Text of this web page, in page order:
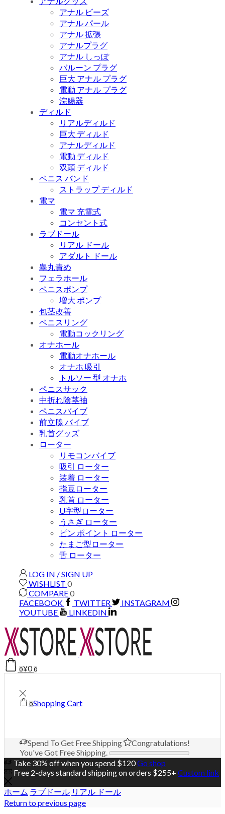
アナル ビーズ
アナル パール
アナル 拡張
アナルプラグ
アナル しっぽ
バルーン プラグ
巨大 アナル プラグ
電動 アナル プラグ
浣腸器
ディルド
リアルディルド
巨大 ディルド
アナルディルド
電動 ディルド
双頭 ディルド
ペニス バンド
ストラップ ディルド
電マ
電マ 充電式
コンセント式
ラブドール
リアル ドール
アダルト ドール
睾丸責め
フェラホール
ペニスポンプ
増大 ポンプ
包茎改善
ペニスリング
電動コックリング
オナホール
電動オナホール
オナホ 吸引
トルソー 型 オナホ
ペニスサック
中折れ陰茎袖
ペニスバイブ
前立腺 バイブ
乳首グッズ
ローター
リモコンバイブ
吸引 ローター
装着 ローター
指豆ローター
乳首 ローター
U字型ローター
うさぎ ローター
ピン ポイント ローター
たまご型ローター
舌 ローター
LOG IN / SIGN UP
WISHLIST 0
COMPARE0
FACEBOOK
TWITTER
INSTAGRAM
YOUTUBE
LINKEDIN
0¥0 0
0Shopping Cart
Spend To Get Free Shipping
Congratulations!
You've Got Free Shipping.
Take 30% off when you spend $120Go shop
Free 2-days standard shipping on orders $255+ Custom link
ホーム ラブドール リアル ドール
Return to previous page